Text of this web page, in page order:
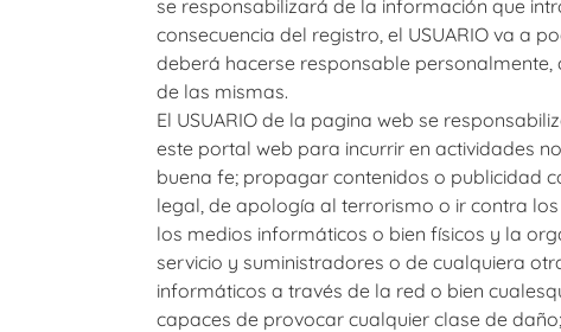
se responsabilizará de la información que
consecuencia del registro, el USUARIO va a
deberá hacerse responsable
de las mismas.
El USUARIO de la pagina web se
este portal web para incurrir en actividades
buena fe; propagar contenidos o publicidad
legal, de apología al terrorismo o ir contra
los medios informáticos o bien físicos y la
servicio y suministradores o de cualquiera
informáticos a través de la red o bien
capaces de provocar cualquier clase de